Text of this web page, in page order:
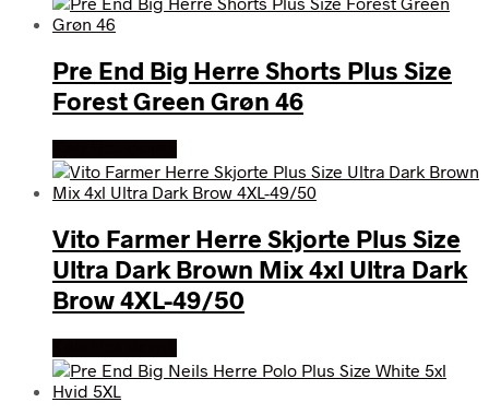
Pre End Big Herre Shorts Plus Size
Forest Green Grøn 46
Vito Farmer Herre Skjorte Plus Size
Ultra Dark Brown Mix 4xl Ultra Dark
Brow 4XL-49/50